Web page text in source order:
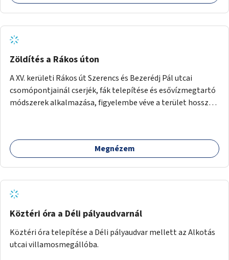
Zöldítés a Rákos úton
A XV. kerületi Rákos út Szerencs és Bezerédj Pál utcai
csomópontjainál cserjék, fák telepítése és esővízmegtartó
módszerek alkalmazása, figyelembe véve a terület hosszú
Megnézem
Köztéri óra a Déli pályaudvarnál
Köztéri óra telepítése a Déli pályaudvar mellett az Alkotás
utcai villamosmegállóba.